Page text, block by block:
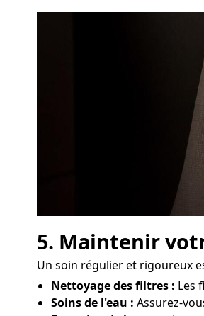
5. Maintenir
Un soin régulier et rigoureux
Nettoyage des filtres : Les
Soins de l'eau : Assurez-